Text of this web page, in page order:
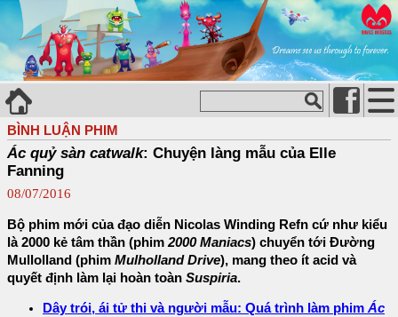
BÌNH LUẬN PHIM
Ác quỷ sàn catwalk: Chuyện làng mẫu của Elle
Fanning
08/07/2016
Bộ phim mới của đạo diễn Nicolas Winding Refn cứ như kiểu
là 2000 kẻ tâm thần (phim 2000 Maniacs) chuyển tới Đường
Mullolland (phim Mulholland Drive), mang theo ít acid và
quyết định làm lại hoàn toàn Suspiria.
Dây trói, ái tử thi và người mẫu: Quá trình làm phim Ác